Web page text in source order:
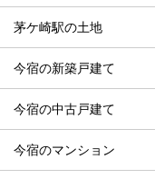
茅ケ崎駅の土地
今宿の新築戸建て
今宿の中古戸建て
今宿のマンション